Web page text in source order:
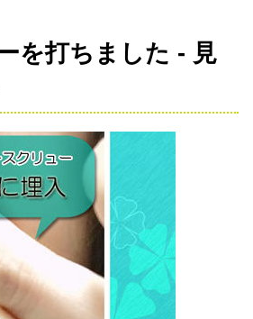
を打ちました - 見